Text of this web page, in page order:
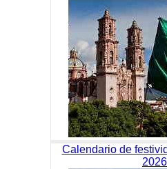
Calendario de
2026